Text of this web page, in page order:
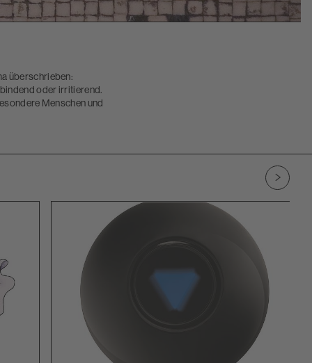
überschrieben:
oder irritierend.
Menschen und
Zu